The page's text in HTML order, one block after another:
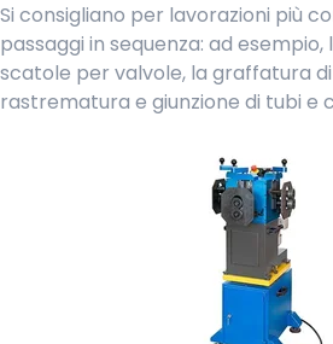
Si consigliano per lavorazioni più
passaggi in sequenza: ad
scatole per valvole, la graffatura
rastrematura e giunzione di tubi e